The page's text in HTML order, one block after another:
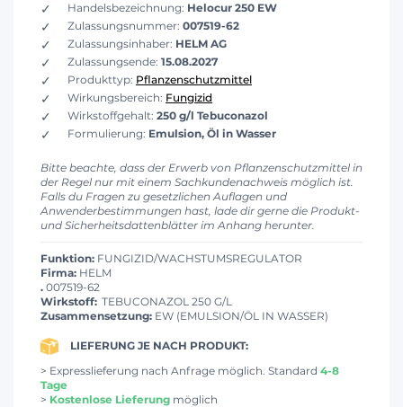
Handelsbezeichnung: Helocur 250 EW
Zulassungsnummer: 007519-62
Zulassungsinhaber: HELM AG
Zulassungsende: 15.08.2027
Produkttyp: Pflanzenschutzmittel
Wirkungsbereich: Fungizid
Wirkstoffgehalt: 250 g/l Tebuconazol
Formulierung: Emulsion, Öl in Wasser
Bitte beachte, dass der Erwerb von Pflanzenschutzmittel in
der Regel nur mit einem Sachkundenachweis möglich ist.
Falls du Fragen zu gesetzlichen Auflagen und
Anwenderbestimmungen hast, lade dir gerne die Produkt-
und Sicherheitsdattenblätter im Anhang herunter.
Funktion: FUNGIZID/WACHSTUMSREGULATOR
Firma: HELM
. 007519-62
Wirkstoff: TEBUCONAZOL 250 G/L
Zusammensetzung: EW (EMULSION/ÖL IN WASSER)
LIEFERUNG JE NACH PRODUKT:
> Expresslieferung nach Anfrage möglich. Standard 4-8
Tage
> Kostenlose Lieferung möglich